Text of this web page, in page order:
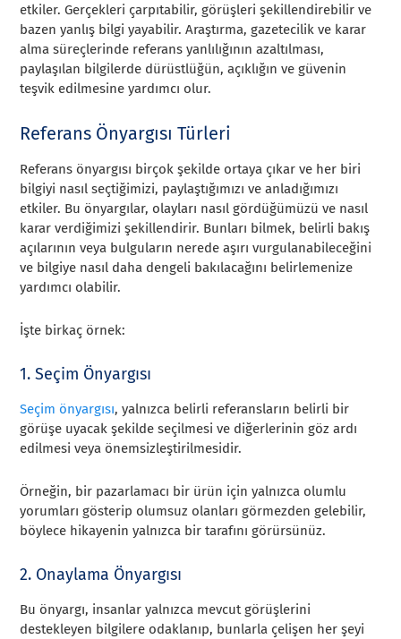
etkiler. Gerçekleri çarpıtabilir, görüşleri şekillendirebilir ve
bazen yanlış bilgi yayabilir. Araştırma, gazetecilik ve karar
alma süreçlerinde referans yanlılığının azaltılması,
paylaşılan bilgilerde dürüstlüğün, açıklığın ve güvenin
teşvik edilmesine yardımcı olur.
Referans Önyargısı Türleri
Referans önyargısı birçok şekilde ortaya çıkar ve her biri
bilgiyi nasıl seçtiğimizi, paylaştığımızı ve anladığımızı
etkiler. Bu önyargılar, olayları nasıl gördüğümüzü ve nasıl
karar verdiğimizi şekillendirir. Bunları bilmek, belirli bakış
açılarının veya bulguların nerede aşırı vurgulanabileceğini
ve bilgiye nasıl daha dengeli bakılacağını belirlemenize
yardımcı olabilir.
İşte birkaç örnek:
1. Seçim Önyargısı
Seçim önyargısı, yalnızca belirli referansların belirli bir
görüşe uyacak şekilde seçilmesi ve diğerlerinin göz ardı
edilmesi veya önemsizleştirilmesidir.
Örneğin, bir pazarlamacı bir ürün için yalnızca olumlu
yorumları gösterip olumsuz olanları görmezden gelebilir,
böylece hikayenin yalnızca bir tarafını görürsünüz.
2. Onaylama Önyargısı
Bu önyargı, insanlar yalnızca mevcut görüşlerini
destekleyen bilgilere odaklanıp, bunlarla çelişen her şeyi